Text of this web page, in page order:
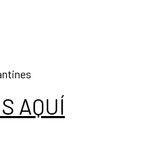
AQUÍ